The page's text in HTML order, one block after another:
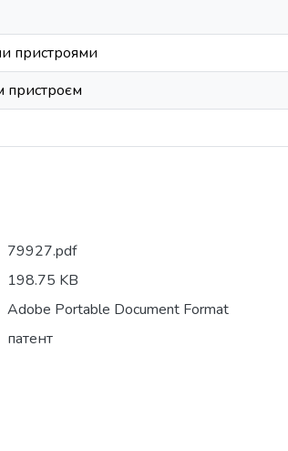
пристроями
пристроєм
79927.pdf
198.75 KB
Adobe Portable Document Format
патент